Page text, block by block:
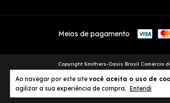
Ao navegar por este site você aceita o uso de
agilizar a sua experiência de compra. Entendi
Meios de pagamento
Copyright Smithers-Oasis Brasil Comércio